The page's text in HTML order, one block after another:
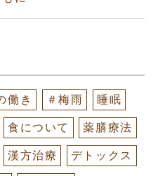
働き ＃梅雨 睡眠
食について 薬膳療法
漢方治療 デトックス